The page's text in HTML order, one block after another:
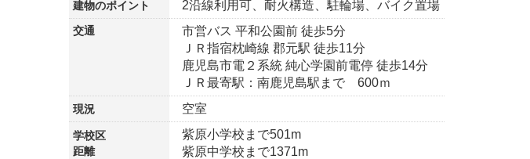
建物のポイント 2沿線利用可、耐火構造、駐輪場、バイク置場
交通
市営バス 平和公園前 徒歩5分
ＪＲ指宿枕崎線 郡元駅 徒歩11分
鹿児島市電２系統 純心学園前電停 徒歩14分
ＪＲ最寄駅：南鹿児島駅まで 600ｍ
現況 空室
学校区
距離
紫原小学校まで501m
紫原中学校まで1371m